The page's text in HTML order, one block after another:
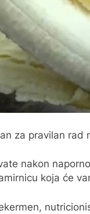
za pravilan
nakon
koja će